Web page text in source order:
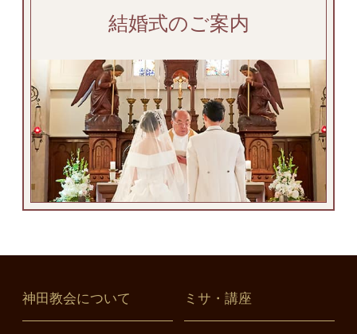
結婚式のご案内
神田教会について ミサ・講座